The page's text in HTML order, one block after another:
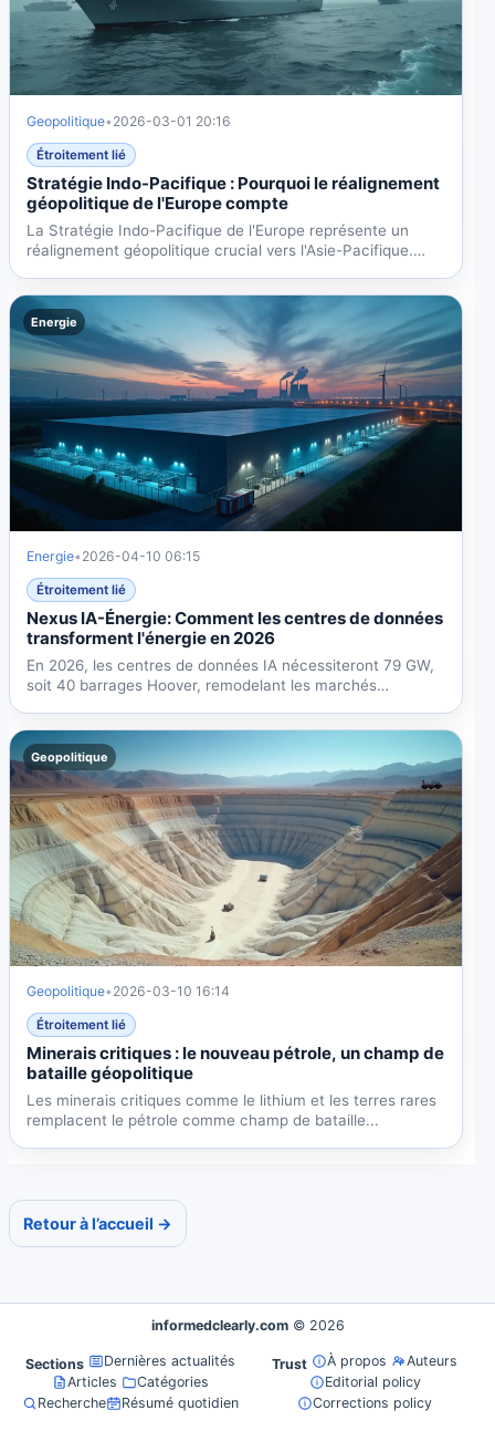
Geopolitique• 2026-03-01 20:16
Étroitement lié
Stratégie Indo-Pacifique : Pourquoi le réalignement
géopolitique de l'Europe compte
La Stratégie Indo-Pacifique de l'Europe représente un
réalignement géopolitique crucial vers l'Asie-Pacifique.
Energie
Energie• 2026-04-10 06:15
Étroitement lié
Nexus IA-Énergie: Comment les centres de données
transforment l'énergie en 2026
En 2026, les centres de données IA nécessiteront 79 GW,
soit 40 barrages Hoover, remodelant les marchés
Geopolitique
Geopolitique• 2026-03-10 16:14
Étroitement lié
Minerais critiques : le nouveau pétrole, un champ de
bataille géopolitique
Les minerais critiques comme le lithium et les terres rares
remplacent le pétrole comme champ de bataille...
Retour à l’accueil →
informedclearly.com © 2026
Sections
Dernières actualités
Articles
Catégories
Recherche
Résumé quotidien
Trust À propos
Auteurs
Editorial policy
Corrections policy